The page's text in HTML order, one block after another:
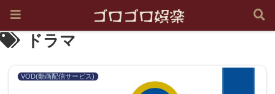
ドラマ
VOD(動画配信サービス)